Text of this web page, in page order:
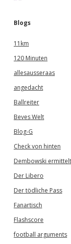
Blogs
11km
120 Minuten
allesausseraas
angedacht
Ballreiter
Beves Welt
Blog-G
Check von hinten
Dembowski ermittelt
Der Libero
Der tödliche Pass
Fanartisch
Flashscore
football arguments